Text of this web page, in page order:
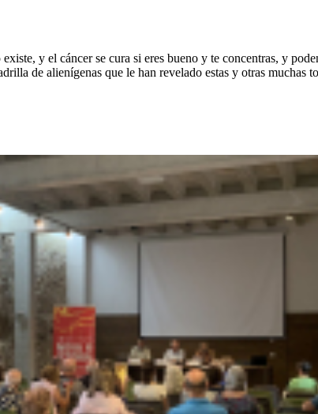
y el cáncer se cura si eres bueno y te concentras, y
de alienígenas que le han revelado estas y otras